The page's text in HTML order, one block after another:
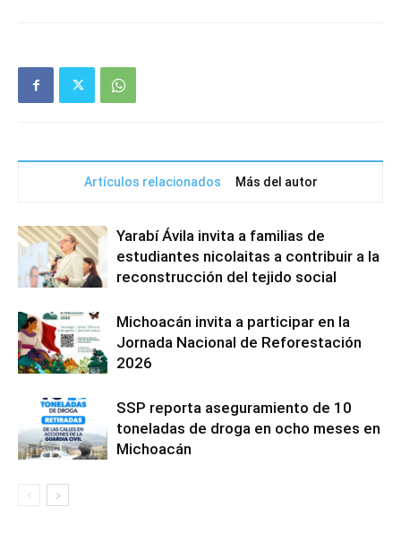
Artículos relacionados Más del autor
Yarabí Ávila invita a familias de
estudiantes nicolaitas a contribuir a la
reconstrucción del tejido social
Michoacán invita a participar en la
Jornada Nacional de Reforestación
2026
SSP reporta aseguramiento de 10
toneladas de droga en ocho meses en
Michoacán